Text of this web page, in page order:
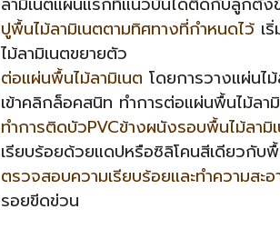
ปูพื้นไม้ลามิเนตตามทิศทางที่กำหนดไว้ เ
ไม้ลามิเนตขยายตัว
ต่อแผ่นพื้นไม้ลามิเนต โดยการวางแผ่นไ
เข้าคลิกล็อคสนิท ทำการต่อแผ่นพื้นไม้ล
ทำการติดบัวPVCข้างผนังรอบพื้นไม้ลามิ
เรียบร้อยด้วยแดปหรือซิลิโคนสีเดียวกับ
ตรวจสอบความเรียบร้อยและทำความสะอ
รอยขีดข่วน